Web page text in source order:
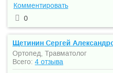
Комментировать
0
Щетинин Сергей
Ортопед, Травматолог
Всего: 4 отзыва